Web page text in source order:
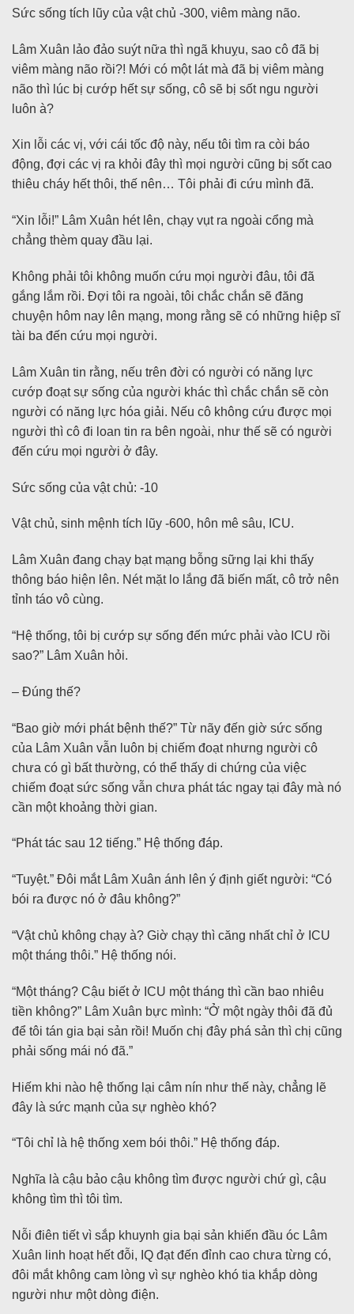
Sức sống tích lũy của vật chủ -300, viêm màng não.
Lâm Xuân lảo đảo suýt nữa thì ngã khuỵu, sao cô đã bị
viêm màng não rồi?! Mới có một lát mà đã bị viêm màng
não thì lúc bị cướp hết sự sống, cô sẽ bị sốt ngu người
luôn à?
Xin lỗi các vị, với cái tốc độ này, nếu tôi tìm ra còi báo
động, đợi các vị ra khỏi đây thì mọi người cũng bị sốt cao
thiêu cháy hết thôi, thế nên… Tôi phải đi cứu mình đã.
“Xin lỗi!” Lâm Xuân hét lên, chạy vụt ra ngoài cổng mà
chẳng thèm quay đầu lại.
Không phải tôi không muốn cứu mọi người đâu, tôi đã
gắng lắm rồi. Đợi tôi ra ngoài, tôi chắc chắn sẽ đăng
chuyện hôm nay lên mạng, mong rằng sẽ có những hiệp sĩ
tài ba đến cứu mọi người.
Lâm Xuân tin rằng, nếu trên đời có người có năng lực
cướp đoạt sự sống của người khác thì chắc chắn sẽ còn
người có năng lực hóa giải. Nếu cô không cứu được mọi
người thì cô đi loan tin ra bên ngoài, như thế sẽ có người
đến cứu mọi người ở đây.
Sức sống của vật chủ: -10
Vật chủ, sinh mệnh tích lũy -600, hôn mê sâu, ICU.
Lâm Xuân đang chạy bạt mạng bỗng sững lại khi thấy
thông báo hiện lên. Nét mặt lo lắng đã biến mất, cô trở nên
tỉnh táo vô cùng.
“Hệ thống, tôi bị cướp sự sống đến mức phải vào ICU rồi
sao?” Lâm Xuân hỏi.
– Đúng thế?
“Bao giờ mới phát bệnh thế?” Từ nãy đến giờ sức sống
của Lâm Xuân vẫn luôn bị chiếm đoạt nhưng người cô
chưa có gì bất thường, có thể thấy di chứng của việc
chiếm đoạt sức sống vẫn chưa phát tác ngay tại đây mà nó
cần một khoảng thời gian.
“Phát tác sau 12 tiếng.” Hệ thống đáp.
“Tuyệt.” Đôi mắt Lâm Xuân ánh lên ý định giết người: “Có
bói ra được nó ở đâu không?”
“Vật chủ không chạy à? Giờ chạy thì căng nhất chỉ ở ICU
một tháng thôi.” Hệ thống nói.
“Một tháng? Cậu biết ở ICU một tháng thì cần bao nhiêu
tiền không?” Lâm Xuân bực mình: “Ở một ngày thôi đã đủ
để tôi tán gia bại sản rồi! Muốn chị đây phá sản thì chị cũng
phải sống mái nó đã.”
Hiếm khi nào hệ thống lại câm nín như thế này, chẳng lẽ
đây là sức mạnh của sự nghèo khó?
“Tôi chỉ là hệ thống xem bói thôi.” Hệ thống đáp.
Nghĩa là cậu bảo cậu không tìm được người chứ gì, cậu
không tìm thì tôi tìm.
Nỗi điên tiết vì sắp khuynh gia bại sản khiến đầu óc Lâm
Xuân linh hoạt hết đỗi, IQ đạt đến đỉnh cao chưa từng có,
đôi mắt không cam lòng vì sự nghèo khó tia khắp dòng
người như một dòng điện.